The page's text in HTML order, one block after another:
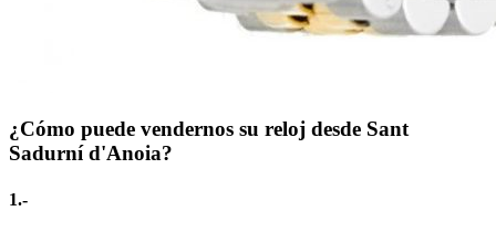
¿Cómo puede vendernos su reloj desde Sant
Sadurní d'Anoia?
1.-